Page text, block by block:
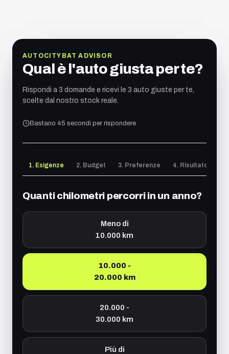
AUTOCITYBAT ADVISOR
Qual è l'auto giusta per te?
Rispondi a 3 domande e ricevi le 3 auto giuste per te,
scelte dal nostro stock reale.
Bastano 45 secondi per rispondere
1. Esigenze 2. Budget 3. Preferenze 4. Risultato
Quanti chilometri percorri in un anno?
Meno di
10.000 km
10.000 -
20.000 km
20.000 -
30.000 km
Più di